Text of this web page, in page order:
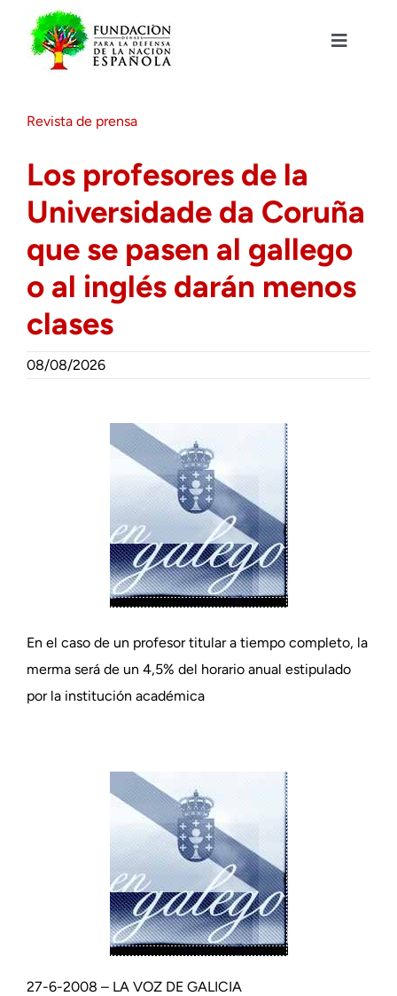
contenido
Toggle
Actualidad
Actividades
Colabora
Revista de prensa
Los profesores de la
Universidade da Coruña
que se pasen al gallego
o al inglés darán menos
clases
08/08/2026
En el caso de un profesor titular a tiempo completo, la
merma será de un 4,5% del horario anual estipulado
por la institución académica
27-6-2008 – LA VOZ DE GALICIA